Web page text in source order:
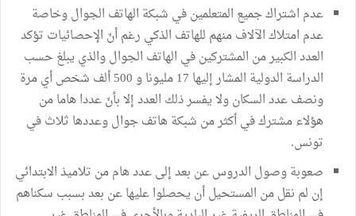
عدم اشتراك جميع المتعلمين في شبكة الهاتف الجوال وخاصة
عدم امتلاك الآلاف منهم للهاتف الذكي رغم أنّ الإحصائيات تؤكد
العدد الكبير من المشتركين في الهاتف الجوال والذي يبلغ حسب
الدراسة الدولية المشار إليها 17 مليونا و 500 ألف شخص أي مرة
ونصف عدد السكان ولا يفسر ذلك العدد إلا بأنّ عددا هاما من
هؤلاء مشترك في أكثر من شبكة هاتف جوال وعددها ثلاث في
تونس.
صعوبة وصول الدروس عن بعد إلى عدد هام من تلاميذ الابتدائي
إن لم نقل من المستحيل أن يحصلوا عليها عن بعد بسبب سكناهم